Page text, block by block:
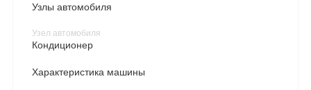
Узлы автомобиля
Узел автомобиля
Кондиционер
Характеристика машины